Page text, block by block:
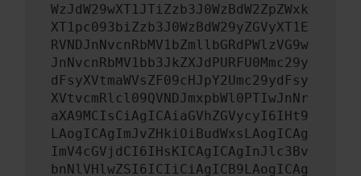
WzJdW29wXT1JTiZzb3J0WzBdW2ZpZWxk
XT1pc093biZzb3J0WzBdW29yZGVyXT1E
RVNDJnNvcnRbMV1bZmllbGRdPWlzVG9w
JnNvcnRbMV1bb3JkZXJdPURFU0Mmc29y
dFsyXVtmaWVsZF09cHJpY2Umc29ydFsy
XVtvcmRlcl09QVNDJmxpbWl0PTIwJnNr
aXA9MCIsCiAgICAiaGVhZGVycyI6IHt9
LAogICAgImJvZHkiOiBudWxsLAogICAg
ImV4cGVjdCI6IHsKICAgICAgInJlc3Bv
bnNlVHlwZSI6ICIiCiAgICB9LAogICAg